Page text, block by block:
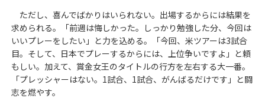
ただし、喜んでばかりはいられない。出場するからには結果を
求められる。「前週は悔しかった。しっかり勉強した分、今回は
いいプレーをしたい」と力を込める。「今回、米ツアーは3試合
目。そして、日本でプレーするからには、上位争いですよ」と頼
もしい。加えて、賞金女王のタイトルの行方を左右する大一番。
「プレッシャーはない。1試合、1試合、がんばるだけです」と闘
志を燃やす。